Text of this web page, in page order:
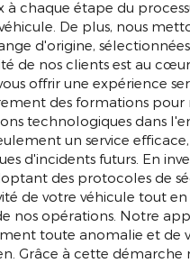
à chaque étape du
De plus, nous
d'origine,
de nos clients est au
offrir une expérience
des formations pour
technologiques dans
un service
d'incidents futurs. En
des protocoles de
de votre véhicule tout
nos opérations. Notre
toute anomalie et de
Grâce à cette démarche